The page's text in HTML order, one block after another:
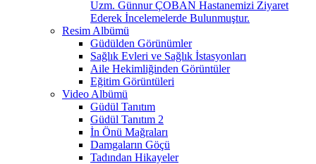
Uzm. Günnur ÇOBAN Hastanemizi Ziyaret
Ederek İncelemelerde Bulunmuştur.
Resim Albümü
Güdülden Görünümler
Sağlık Evleri ve Sağlık İstasyonları
Aile Hekimliğinden Görüntüler
Eğitim Görüntüleri
Video Albümü
Güdül Tanıtım
Güdül Tanıtım 2
İn Önü Mağraları
Damgaların Göçü
Tadından Hikayeler